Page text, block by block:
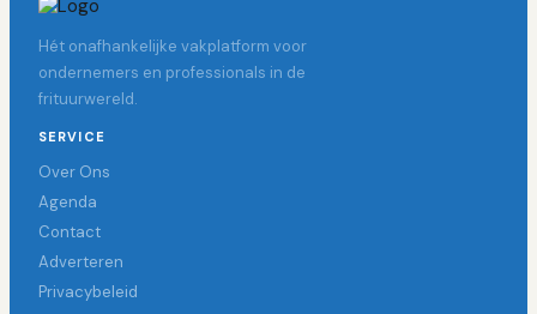
Hét onafhankelijke vakplatform voor
ondernemers en professionals in de
frituurwereld.
SERVICE
Over Ons
Agenda
Contact
Adverteren
Privacybeleid